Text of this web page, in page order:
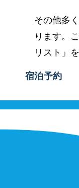
その他多
ります。
リスト」
宿泊予約